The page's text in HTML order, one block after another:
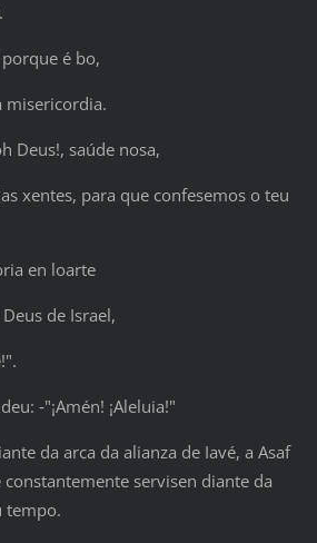
é bo,
misericordia.
Deus!, saúde nosa,
xentes, para que confesemos o teu
en loarte
de Israel,
‑"¡Amén! ¡Aleluia!"
da arca da alianza de Iavé, a Asaf
servisen diante da
tempo.